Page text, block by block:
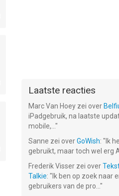
Laatste reacties
Marc Van Hoey zei over
iPadgebruik, na laatste
mobile,... "
Sanne zei overGoWish: " Ik
gebruikt, maar toch wel erg
Frederik Visser zei over
Talkie: " Ik ben op zoek naar
gebruikers van de pro... "